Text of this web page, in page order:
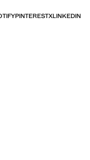
PINTERESTXLINKEDIN